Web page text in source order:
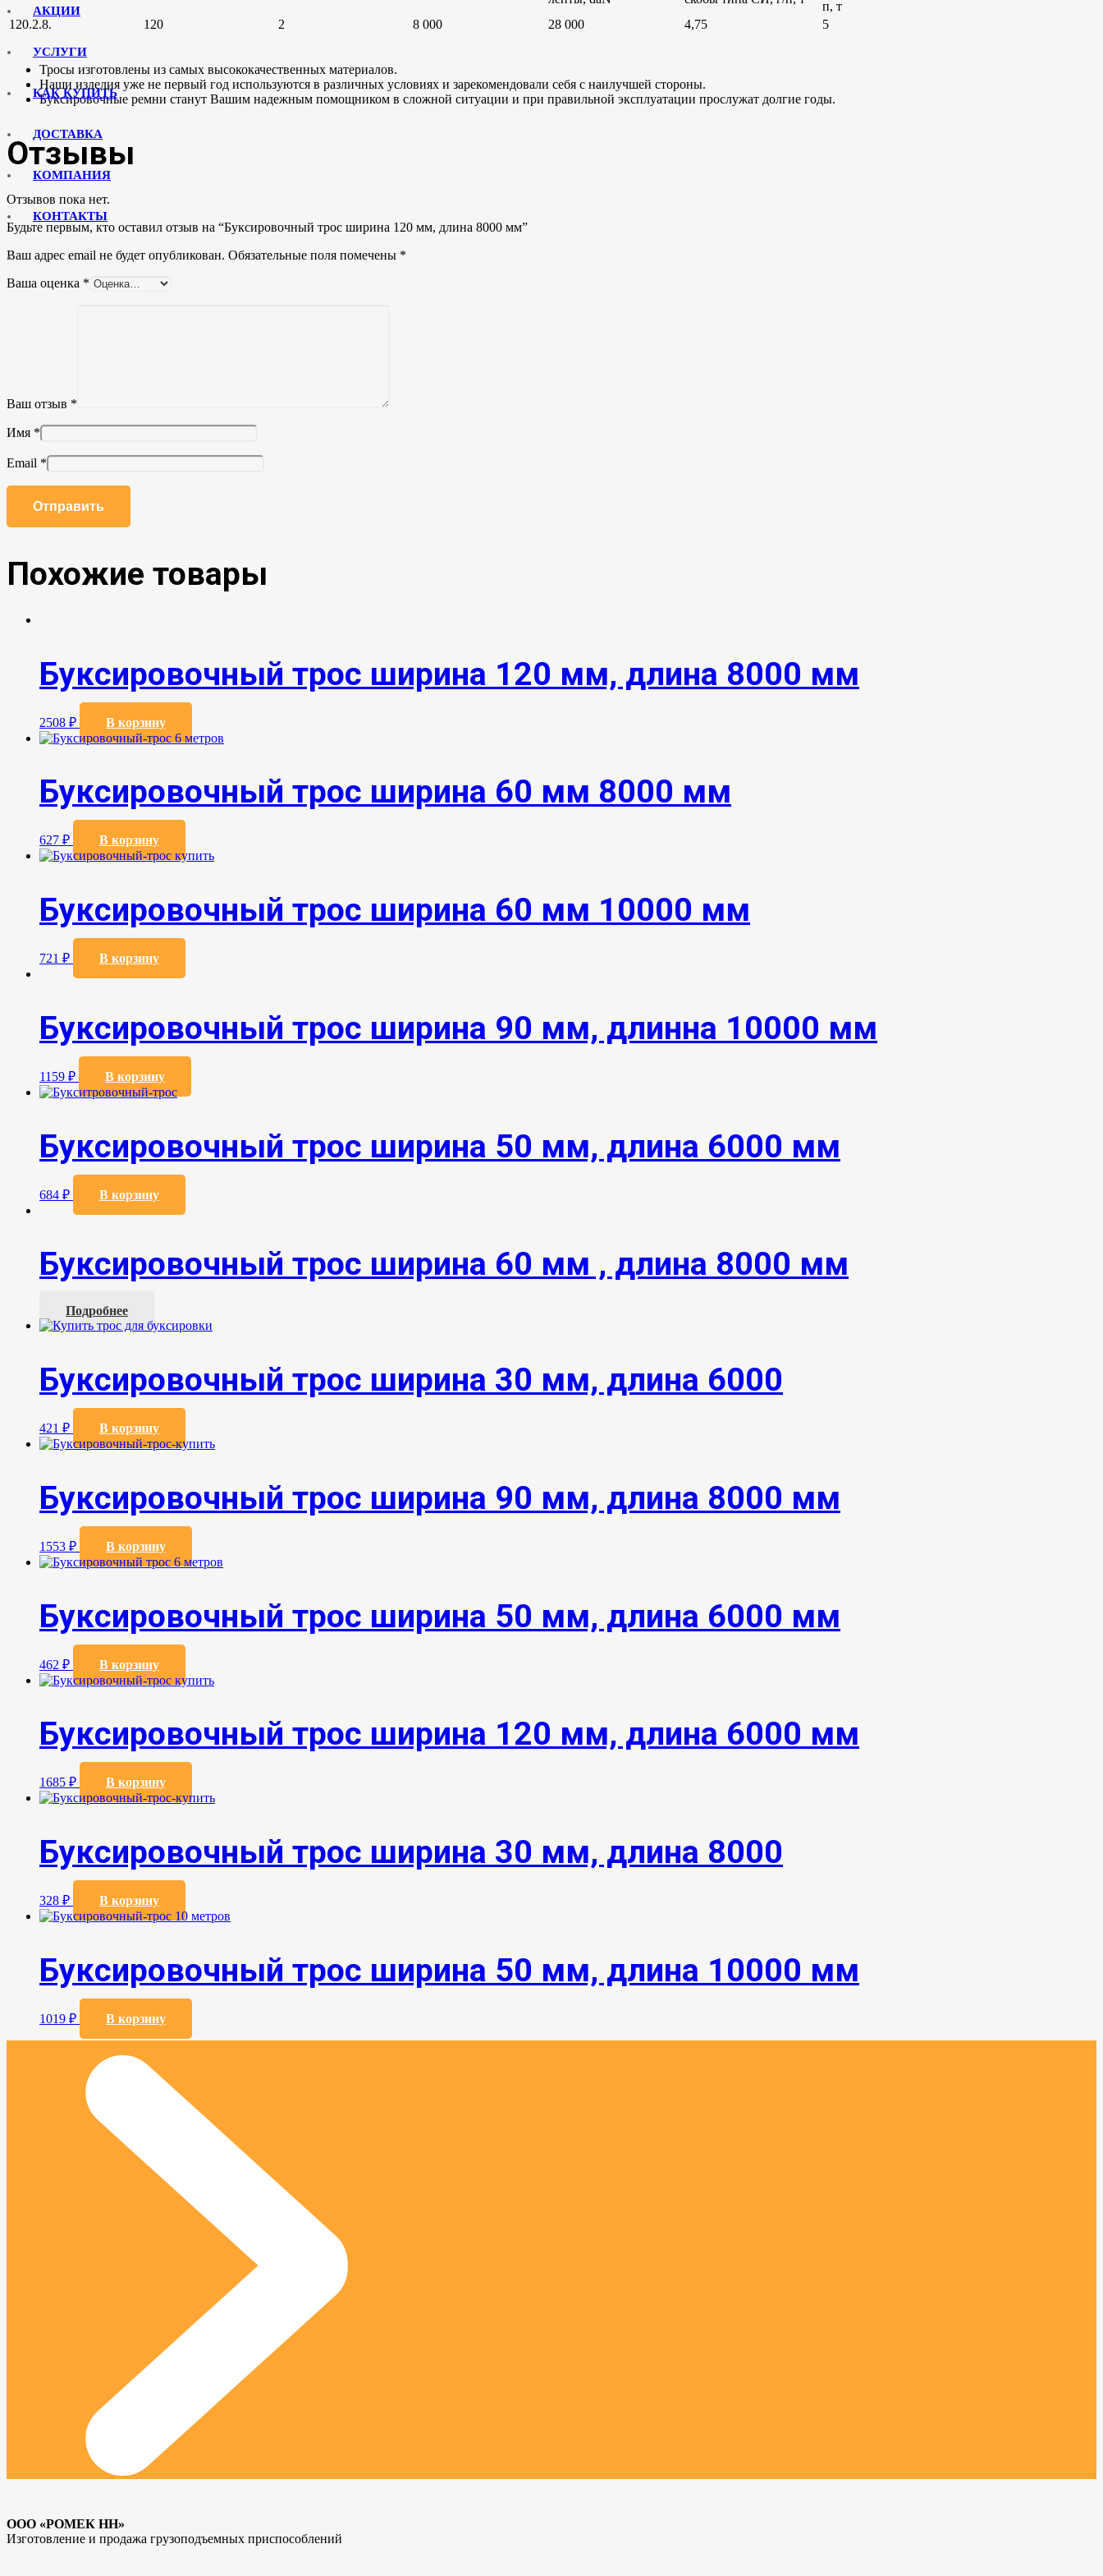
АКЦИИ
УСЛУГИ
КАК КУПИТЬ
ДОСТАВКА
КОМПАНИЯ
КОНТАКТЫ
п, т
120.2.8.
120 2 8 000 28 000 4,75 5
Тросы изготовлены из самых высококачественных материалов.
Наши изделия уже не первый год используются в различных условиях и зарекомендовали себя с наилучшей стороны.
Буксировочные ремни станут Вашим надежным помощником в сложной ситуации и при правильной эксплуатации прослужат долгие годы.
Отзывы
Отзывов пока нет.
Будьте первым, кто оставил отзыв на “Буксировочный трос ширина 120 мм, длина 8000 мм”
Ваш адрес email не будет опубликован. Обязательные поля помечены *
Ваша оценка *
Ваш отзыв *
Имя *
Email *
Похожие товары
Буксировочный трос ширина 120 мм, длина 8000 мм
2508 ₽ В корзину
Буксировочный трос ширина 60 мм 8000 мм
627 ₽ В корзину
Буксировочный трос ширина 60 мм 10000 мм
721 ₽ В корзину
Буксировочный трос ширина 90 мм, длинна 10000 мм
1159 ₽ В корзину
Буксировочный трос ширина 50 мм, длина 6000 мм
684 ₽ В корзину
Буксировочный трос ширина 60 мм , длина 8000 мм
Подробнее
Буксировочный трос ширина 30 мм, длина 6000
421 ₽ В корзину
Буксировочный трос ширина 90 мм, длина 8000 мм
1553 ₽ В корзину
Буксировочный трос ширина 50 мм, длина 6000 мм
462 ₽ В корзину
Буксировочный трос ширина 120 мм, длина 6000 мм
1685 ₽ В корзину
Буксировочный трос ширина 30 мм, длина 8000
328 ₽ В корзину
Буксировочный трос ширина 50 мм, длина 10000 мм
1019 ₽ В корзину
ООО «РОМЕК НН»
Изготовление и продажа грузоподъемных приспособлений